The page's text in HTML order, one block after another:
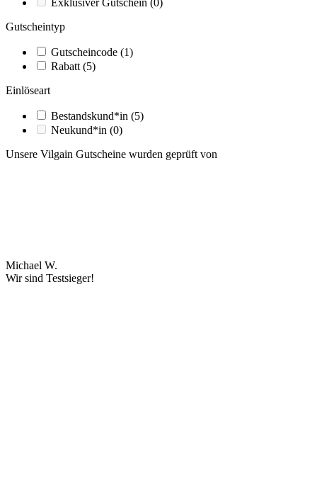
Gutscheintyp
Gutscheincode (1)
Rabatt (5)
Einlöseart
Bestandskund*in (5)
Neukund*in (0)
Unsere Vilgain Gutscheine wurden geprüft von
Michael W.
Wir sind Testsieger!